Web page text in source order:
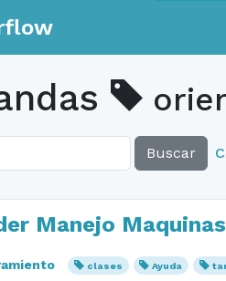
Buscar
Manejo
clases Ayuda